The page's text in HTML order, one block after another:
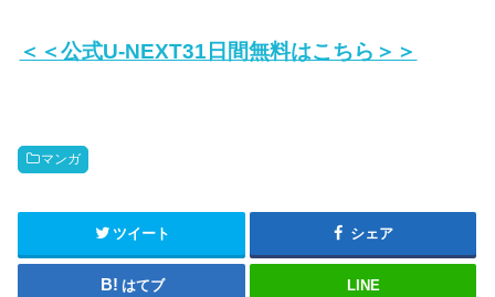
＜＜公式U-NEXT31日間無料はこちら＞＞
マンガ
ツイート シェア
はてブ LINE